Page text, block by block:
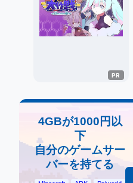
4GBが1000円以
下
自分のゲームサー
バーを持てる